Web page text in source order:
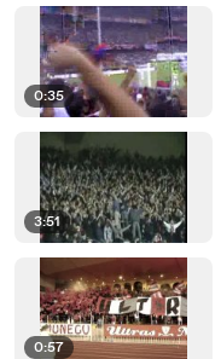
0:35
3:51
0:57